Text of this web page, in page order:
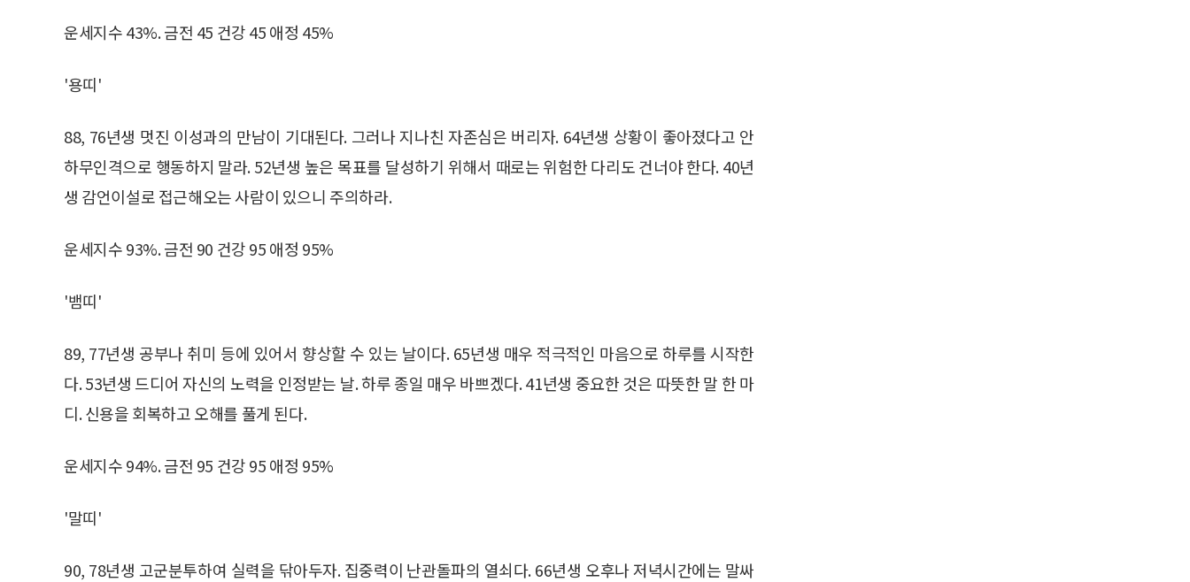
운세지수 43%. 금전 45 건강 45 애정 45%
'용띠'
88, 76년생 멋진 이성과의 만남이 기대된다. 그러나 지나친 자존심은 버리자. 64년생 상황이 좋아졌다고 안
하무인격으로 행동하지 말라. 52년생 높은 목표를 달성하기 위해서 때로는 위험한 다리도 건너야 한다. 40년
생 감언이설로 접근해오는 사람이 있으니 주의하라.
운세지수 93%. 금전 90 건강 95 애정 95%
'뱀띠'
89, 77년생 공부나 취미 등에 있어서 향상할 수 있는 날이다. 65년생 매우 적극적인 마음으로 하루를 시작한
다. 53년생 드디어 자신의 노력을 인정받는 날. 하루 종일 매우 바쁘겠다. 41년생 중요한 것은 따뜻한 말 한 마
디. 신용을 회복하고 오해를 풀게 된다.
운세지수 94%. 금전 95 건강 95 애정 95%
'말띠'
90, 78년생 고군분투하여 실력을 닦아두자. 집중력이 난관돌파의 열쇠다. 66년생 오후나 저녁시간에는 말싸